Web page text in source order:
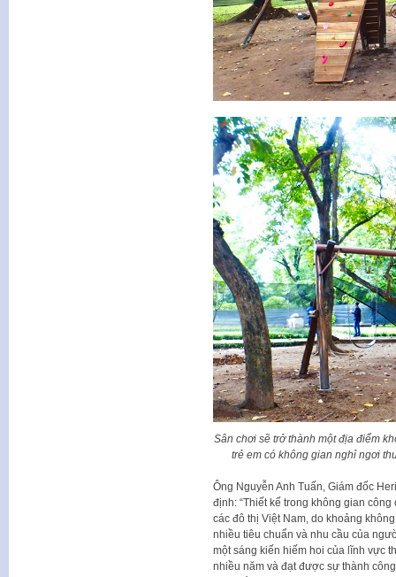
Sân chơi sẽ trở thành một địa điểm
trẻ em có không gian nghỉ ngơi
Ông Nguyễn Anh Tuấn, Giám đốc
định: “Thiết kế trong không gian
các đô thị Việt Nam, do khoảng
nhiều tiêu chuẩn và nhu cầu của
một sáng kiến hiếm hoi của lĩnh vực
nhiều năm và đạt được sự thành